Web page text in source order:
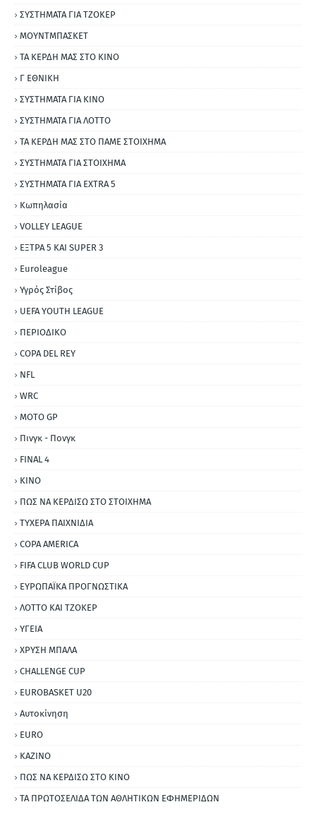
ΣΥΣΤΗΜΑΤΑ ΓΙΑ ΤΖΟΚΕΡ
ΜΟΥΝΤΜΠΑΣΚΕΤ
ΤΑ ΚΕΡΔΗ ΜΑΣ ΣΤΟ ΚΙΝΟ
Γ ΕΘΝΙΚΗ
ΣΥΣΤΗΜΑΤΑ ΓΙΑ ΚΙΝΟ
ΣΥΣΤΗΜΑΤΑ ΓΙΑ ΛΟΤΤΟ
ΤΑ ΚΕΡΔΗ ΜΑΣ ΣΤΟ ΠΑΜΕ ΣΤΟΙΧΗΜΑ
ΣΥΣΤΗΜΑΤΑ ΓΙΑ ΣΤΟΙΧΗΜΑ
ΣΥΣΤΗΜΑΤΑ ΓΙΑ ΕΧΤRΑ 5
Κωπηλασία
VOLLEY LEAGUE
ΕΞΤΡΑ 5 ΚΑΙ SUPER 3
Εuroleague
Υγρός Στίβος
UEFA YOUTH LEAGUE
ΠΕΡΙΟΔΙΚΟ
COPA DEL REY
NFL
WRC
MOTO GP
Πινγκ - Πονγκ
FINAL 4
ΚΙΝΟ
ΠΩΣ ΝΑ ΚΕΡΔΙΣΩ ΣΤΟ ΣΤΟΙΧΗΜΑ
ΤΥΧΕΡΑ ΠΑΙΧΝΙΔΙΑ
COPA AMERICA
FIFA CLUB WORLD CUP
ΕΥΡΩΠΑΪΚΑ ΠΡΟΓΝΩΣΤΙΚΑ
ΛΟΤΤΟ ΚΑΙ ΤΖΟΚΕΡ
ΥΓΕΙΑ
ΧΡΥΣΗ ΜΠΑΛΑ
CHALLENGE CUP
EUROBASKET U20
Αυτοκίνηση
ΕURO
ΚΑΖΙΝΟ
ΠΩΣ ΝΑ ΚΕΡΔΙΣΩ ΣΤΟ ΚΙΝΟ
ΤΑ ΠΡΩΤΟΣΕΛΙΔΑ ΤΩΝ ΑΘΛΗΤΙΚΩΝ ΕΦΗΜΕΡΙΔΩΝ